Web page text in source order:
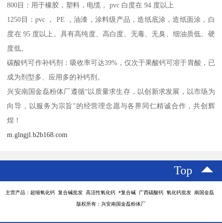
800目：用于橡胶，塑料，电缆， pvc 白度在 94 度以上
1250目：pvc ， PE ，油漆，涂料级产品，造纸底涂，造纸面涂，白
度在 95 度以上。具有高纯度、高白度、无毒、无臭、细油质低、硬
度低。
碳酸钙可作补钙剂：吸收率可达39%，仅次于果酸钙可溶于胃酸，已
成为剂型多、应用多的补钙剂。
兴安南国金磊粉体厂遵循“以质量求生存，以创新求发展，以市场为
向导，以服务为宗旨”的经营理念愿与各界同仁精诚合作，共创辉
煌！
m.glngjl.b2b168.com
Top
主营产品：超细氧化钙 复合碱批发 高活性氧化钙 *复合碱 广西碳酸钙 氧化钙批发 南国金磊
版权所有：兴安南国金磊粉体厂